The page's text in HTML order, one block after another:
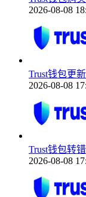
2026-08-08
Trust钱包更
2026-08-08
Trust钱包转
2026-08-08